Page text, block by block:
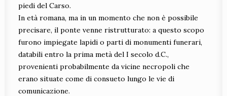
piedi del Carso.
In età romana, ma in un momento che non è possibile
precisare, il ponte venne ristrutturato: a questo scopo
furono impiegate lapidi o parti di monumenti funerari,
databili entro la prima metà del I secolo d.C.,
provenienti probabilmente da vicine necropoli che
erano situate come di consueto lungo le vie di
comunicazione.